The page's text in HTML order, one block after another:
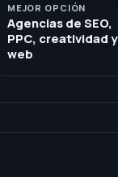
MEJOR OPCIÓN
Agencias de SEO,
PPC, creatividad y
web